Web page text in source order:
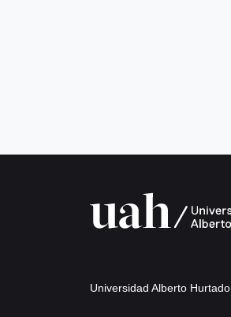
Universidad Alberto Hurtado